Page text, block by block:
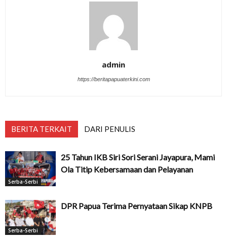
admin
https://beritapapuaterkini.com
BERITA TERKAIT DARI PENULIS
Serba-Serbi
25 Tahun IKB Siri Sori Serani Jayapura, Mami
Ola Titip Kebersamaan dan Pelayanan
Serba-Serbi
DPR Papua Terima Pernyataan Sikap KNPB